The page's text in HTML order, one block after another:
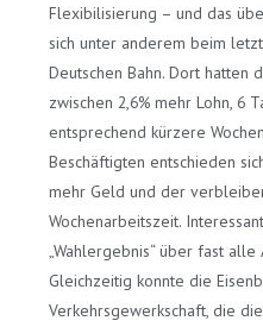
Flexibilisierung – und das
sich unter anderem beim
Deutschen Bahn. Dort hatten
zwischen 2,6% mehr Lohn, 6
entsprechend kürzere
Beschäftigten entschieden
mehr Geld und der
Wochenarbeitszeit.
„Wahlergebnis“ über fast
Gleichzeitig konnte die
Verkehrsgewerkschaft, die